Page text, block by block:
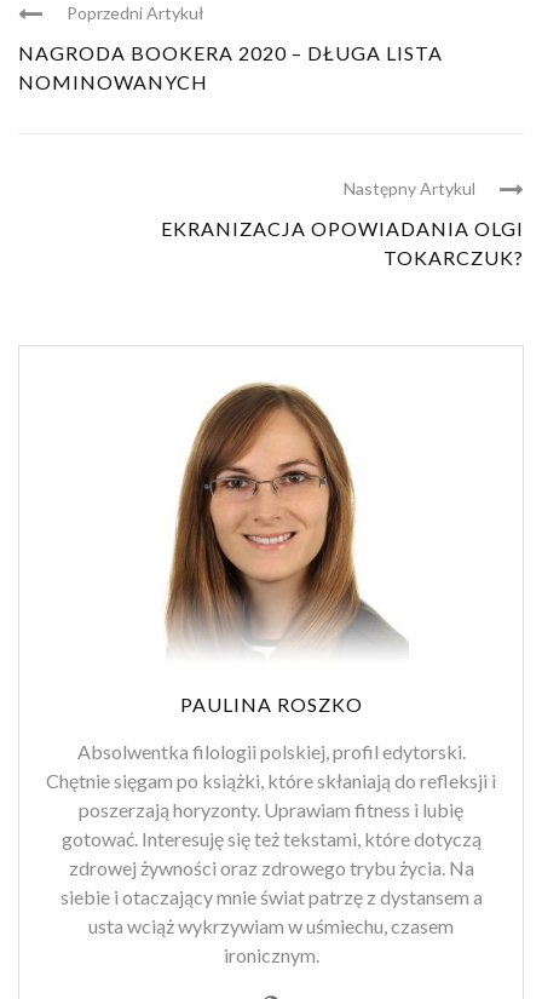
Poprzedni Artykuł
NAGRODA BOOKERA 2020 – DŁUGA LISTA
NOMINOWANYCH
Następny Artykul
EKRANIZACJA OPOWIADANIA OLGI
TOKARCZUK?
PAULINA ROSZKO
Absolwentka filologii polskiej, profil edytorski.
Chętnie sięgam po książki, które skłaniają do refleksji i
poszerzają horyzonty. Uprawiam fitness i lubię
gotować. Interesuję się też tekstami, które dotyczą
zdrowej żywności oraz zdrowego trybu życia. Na
siebie i otaczający mnie świat patrzę z dystansem a
usta wciąż wykrzywiam w uśmiechu, czasem
ironicznym.